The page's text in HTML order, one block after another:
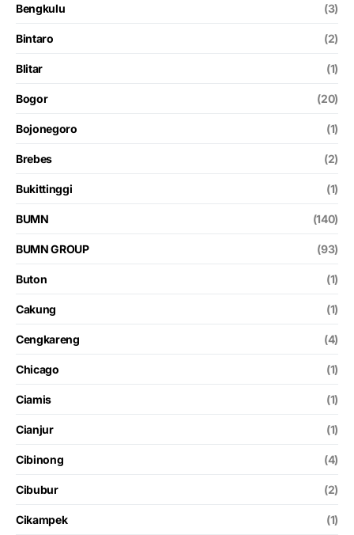
Bengkulu (3)
Bintaro (2)
Blitar (1)
Bogor (20)
Bojonegoro (1)
Brebes (2)
Bukittinggi (1)
BUMN (140)
BUMN GROUP (93)
Buton (1)
Cakung (1)
Cengkareng (4)
Chicago (1)
Ciamis (1)
Cianjur (1)
Cibinong (4)
Cibubur (2)
Cikampek (1)